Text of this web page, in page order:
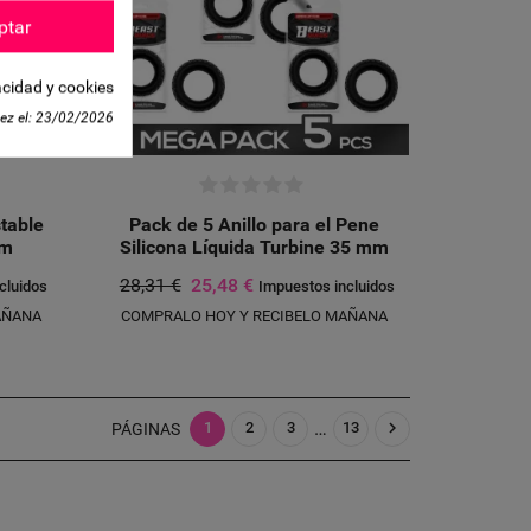
Pack de 5 Anillo para el Pene
Silicona Líquida Turbine 35 mm
28,31 € 25,48 € Impuestos incluidos
COMPRALO HOY Y RECIBELO MAÑANA
PÁGINAS 1 2 3 … 13 
CANCELAR
y cookies
el: 23/02/2026